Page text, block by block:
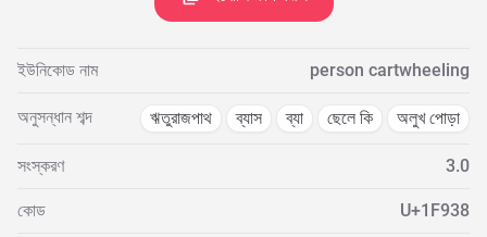
ইউনিকোড নাম person cartwheeling
অনুসন্ধান শব্দ ঋতুরাজপাথ ব্যাস ব্যা ছেলে কি অলুখ পোড়া
সংস্করণ 3.0
কোড U+1F938